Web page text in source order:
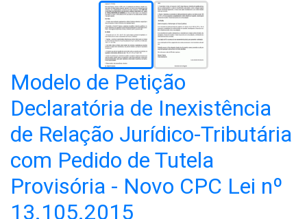
Modelo de Petição
Declaratória de Inexistência
de Relação Jurídico-Tributária
com Pedido de Tutela
Provisória - Novo CPC Lei nº
13.105.2015